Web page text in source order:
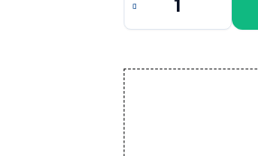
quantité
PLAYER